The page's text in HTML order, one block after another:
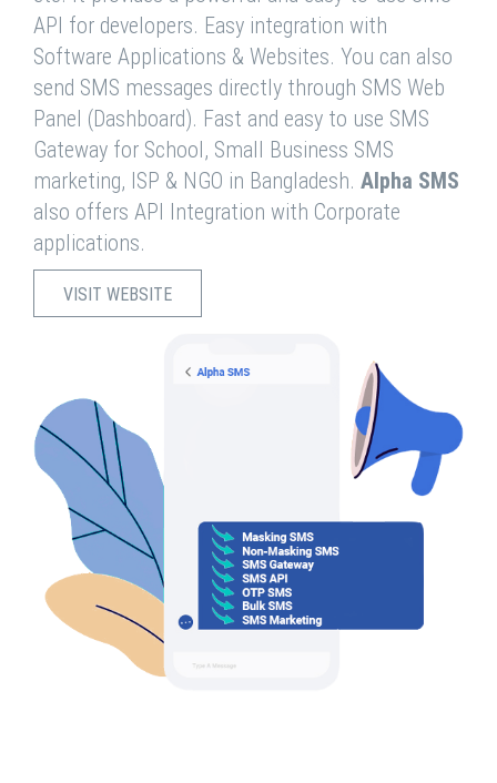
API for developers. Easy integration with
Software Applications & Websites. You can also
send SMS messages directly through SMS Web
Panel (Dashboard). Fast and easy to use SMS
Gateway for School, Small Business SMS
marketing, ISP & NGO in Bangladesh. Alpha SMS
also offers API Integration with Corporate
applications.
VISIT WEBSITE